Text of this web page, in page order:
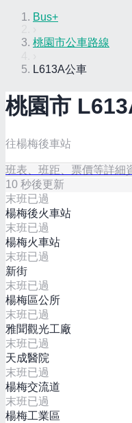
Bus+
桃園市公車路線
L613A公車
桃園市
往楊梅後車站
班表、班距、票價等詳細
10 秒後更新
末班已過
楊梅後火車站
末班已過
楊梅火車站
末班已過
新街
末班已過
楊梅區公所
末班已過
雅聞觀光工廠
末班已過
天成醫院
末班已過
楊梅交流道
末班已過
楊梅工業區